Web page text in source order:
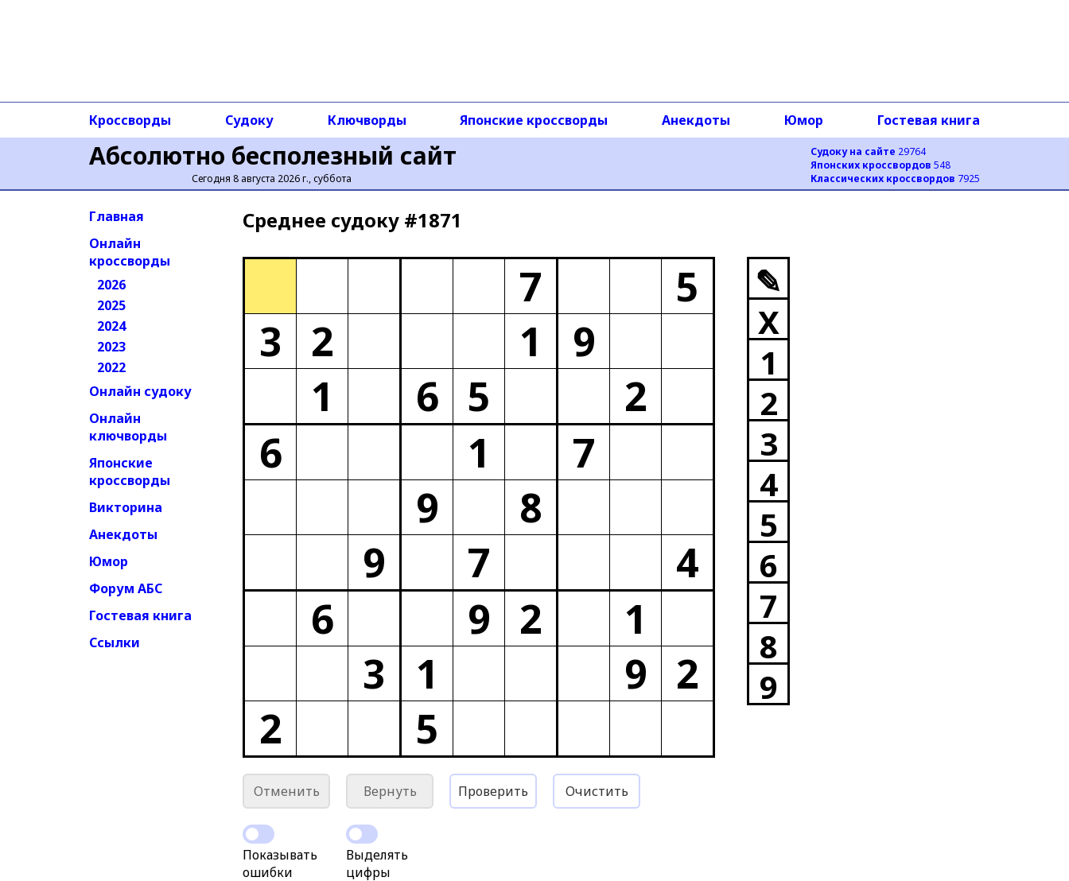
Абсолютно бесполезный сайт
Сегодня 8 августа 2026 г., суббота
Судоку на сайте 29764
Японских кроссвордов 548
Классических кроссвордов 7925
Кроссворды Судоку Ключворды Японские кроссворды Анекдоты Юмор Гостевая книга
Главная
Онлайн
кроссворды
2026
2025
2024
2023
2022
Онлайн судоку
Онлайн
ключворды
Японские
кроссворды
Викторина
Анекдоты
Юмор
Форум АБС
Гостевая книга
Ссылки
Среднее cудоку #1871
7
5
3
2 1
9
1
6 5
2
6
1
7
9
8
9
7
4
6
9 2
1
3
1 9 2
2
5
✎
X
1
2
3
4
5
6
7
8
9
Отменить Вернуть Проверить Очистить
Показывать
ошибки
Выделять
цифры